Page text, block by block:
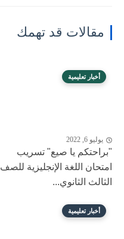
مقالات قد تهمك
أخبار تعليمية
يوليو 6, 2022
"براحتكم يا صيع" تسريب
امتحان اللغة الإنجليزية للصف
الثالث الثانوي...
أخبار تعليمية